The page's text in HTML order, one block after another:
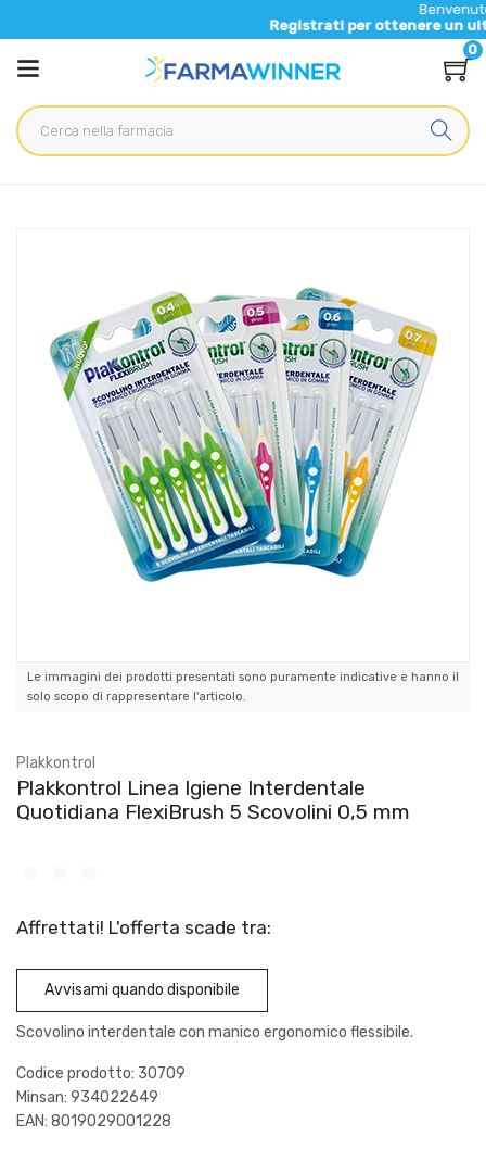
Benvenuto nel
Registrati per ottenere un ulteriore
0
Le immagini dei prodotti presentati sono puramente indicative e hanno il
solo scopo di rappresentare l'articolo.
Plakkontrol
Plakkontrol Linea Igiene Interdentale
Quotidiana FlexiBrush 5 Scovolini 0,5 mm
Affrettati! L'offerta scade tra:
Avvisami quando disponibile
Scovolino interdentale con manico ergonomico flessibile.
Codice prodotto: 30709
Minsan: 934022649
EAN: 8019029001228